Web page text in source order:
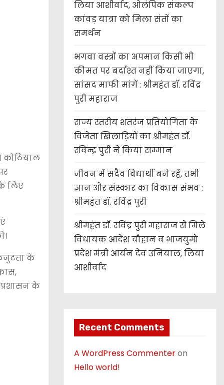
कोठियाल
लिए
के
के
लिया आशीर्वाद, ओलंपिक संकल्प
कांवड़ यात्रा को मिला संतों का
समर्थन
भगवा वस्त्रों का अपमान किसी भी
कीमत पर बर्दाश्त नहीं किया जाएगा,
सांसद माफी मांगें : श्रीमहंत डॉ. रविंद्र
पुरी महाराज
राज्य स्तरीय शतरंज प्रतियोगिता के
विजेता खिलाड़ियों का श्रीमहंत डॉ.
रविन्द्र पुरी ने किया सम्मान
जीवन में सदैव विद्यार्थी बने रहें, तभी
ज्ञान और संस्कार का विकास संभव :
श्रीमहंत डॉ. रविंद्र पुरी
श्रीमहंत डॉ. रविंद्र पुरी महाराज से मिले
विधायक आदेश चौहान व भाजयुमो
प्रदेश मंत्री आर्यन देव उनियाल, लिया
आशीर्वाद
Recent Comments
A WordPress Commenteron
Hello world!